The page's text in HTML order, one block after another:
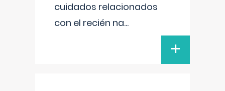
cuidados relacionados
con el recién na...
+